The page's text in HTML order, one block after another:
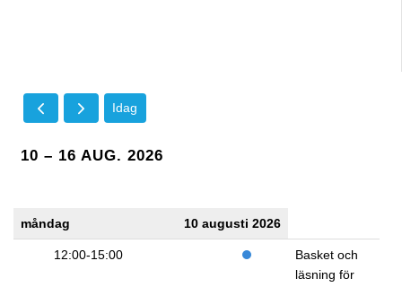
Idag
10 – 16 AUG. 2026
måndag 10 augusti 2026
12:00-15:00
Basket och
läsning för